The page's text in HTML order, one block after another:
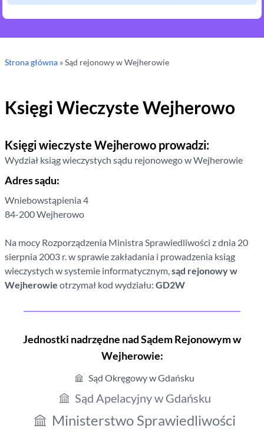
Strona główna »Sąd rejonowyw Wejherowie
Księgi WieczysteWejherowo
Księgi wieczyste Wejherowo prowadzi:
Wydział ksiąg wieczystych sądu rejonowegow Wejherowie
Adres sądu:
Wniebowstąpienia 4
84-200Wejherowo
Na mocy Rozporządzenia Ministra Sprawiedliwości z dnia 20
sierpnia 2003 r. w sprawie zakładania i prowadzenia ksiąg
wieczystych w systemie informatycznym,sąd rejonowyw
Wejherowie otrzymał kod wydziału: GD2W
Jednostki nadrzędne nad Sądem Rejonowymw
Wejherowie:
Sąd Okręgowy w Gdańsku
Sąd Apelacyjny w Gdańsku
Ministerstwo Sprawiedliwości